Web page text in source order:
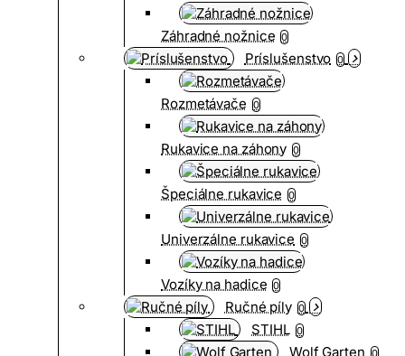
Záhradné nožnice 0
Príslušenstvo 0
Rozmetávače 0
Rukavice na záhony 0
Špeciálne rukavice 0
Univerzálne rukavice 0
Vozíky na hadice 0
Ručné píly 0
STIHL 0
Wolf Garten 0